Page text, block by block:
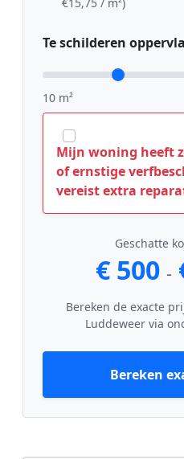
Te schilderen
10 m²
Mijn woning heeft
of ernstige
vereist extra
Geschatte
€ 500 -
Bereken de exacte
Luddeweer via
Bereken